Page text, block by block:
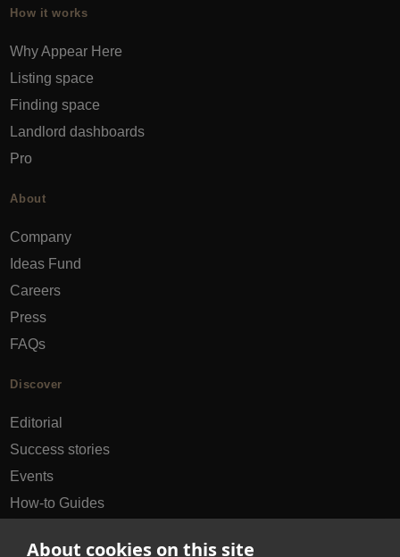
About cookies on this site
How it works
Why Appear Here
Listing space
Finding space
Landlord dashboards
Pro
About
Company
Ideas Fund
Careers
Press
FAQs
Discover
Editorial
Success stories
Events
How-to Guides